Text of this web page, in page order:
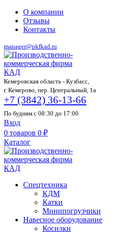
О компании
Отзывы
Контакты
manager@pkfkad.ru
Кемеровская область - Кузбасс,
г. Кемерово, пер. Центральный, 1а
+7 (3842) 36-13-66
По будням с 08:30 до 17:00
Вход
0 товаров 0 ₽
Каталог
Спецтехника
КДМ
Катки
Минипогрузчики
Навесное оборудование
Косилки